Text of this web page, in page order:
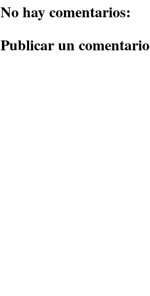
No hay comentarios:
Publicar un comentario